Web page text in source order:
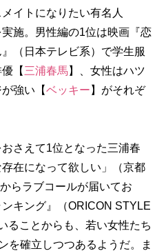
イトになりたい有名人
施。男性編の1位は映画『恋
（日本テレビ系）で学生服
【 三浦春馬】、女性はハツ
強い【ベッキー 】がそれぞ
さえて1位となった三浦春
在になって欲しい」（京都
らラブコールが届いてお
キング』（ORICON STYLE
ることからも、若い女性たち
を確立しつつあるようだ。ま